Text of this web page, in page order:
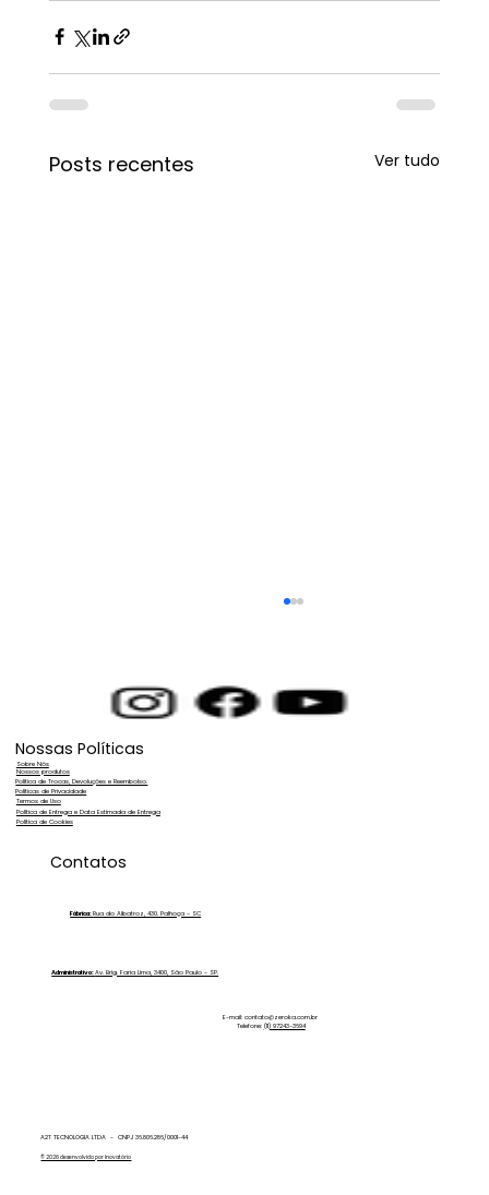
Posts recentes Ver tudo
Você faz aplicação de películas
A2T TECNOLOGIA LTDA - CNPJ 36.806.286/0001-44
© 2026 desenvolvido por Inovatório
Nossas Políticas
Nossos produtos
Sobre Nós
Política de Trocas, Devoluções e Reembolso.
Políticas de Privacidade
Política de Entrega e Data Estimada de Entrega
Política de Cookies
Termos de Uso
Contatos
Fábrica:Rua do Albatroz, 430. Palhoça - SC
Administrativo:Av. Brig. Faria Lima, 3400, São Paulo - SP.
E-mail:contato@zeroka.com.br
Telefone: (11) 97243-3694